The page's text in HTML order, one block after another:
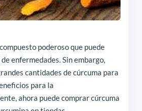
poderoso que puede
enfermedades. Sin embargo,
cantidades de cúrcuma para
para la
ahora puede comprar cúrcuma